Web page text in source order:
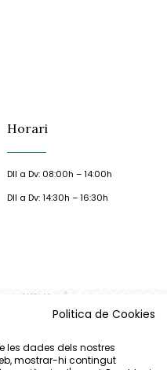
Horari
Dll a Dv: 08:00h – 14:00h
Dll a Dv: 14:30h – 16:30h
Politica de Cookies
les dades dels nostres
mostrar-hi contingut